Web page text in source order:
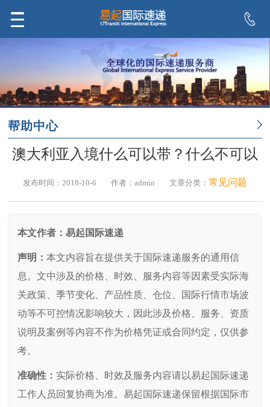
帮助中心
澳大利亚入境什么可以带？什么不可以
发布时间：2018-10-6 作者：admin 文章分类： 常见问题
本文作者：易起国际速递
声明：本文内容旨在提供关于国际速递服务的通用信
息。文中涉及的价格、时效、服务内容等因素受实际海
关政策、季节变化、产品性质、仓位、国际行情市场波
动等不可控情况影响较大，因此涉及价格、服务、资质
说明及案例等内容不作为价格凭证或合同约定，仅供参
考。
准确性： 实际价格、时效及服务内容请以易起国际速递
工作人员回复协商为准。易起国际速递保留根据国际市